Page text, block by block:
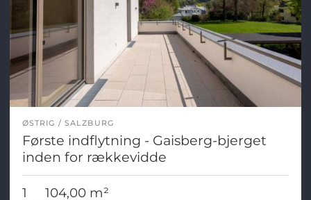
ØSTRIG SALZBURG
Første indflytning - Gaisberg-bjerget
inden for rækkevidde
1 104,00 m²